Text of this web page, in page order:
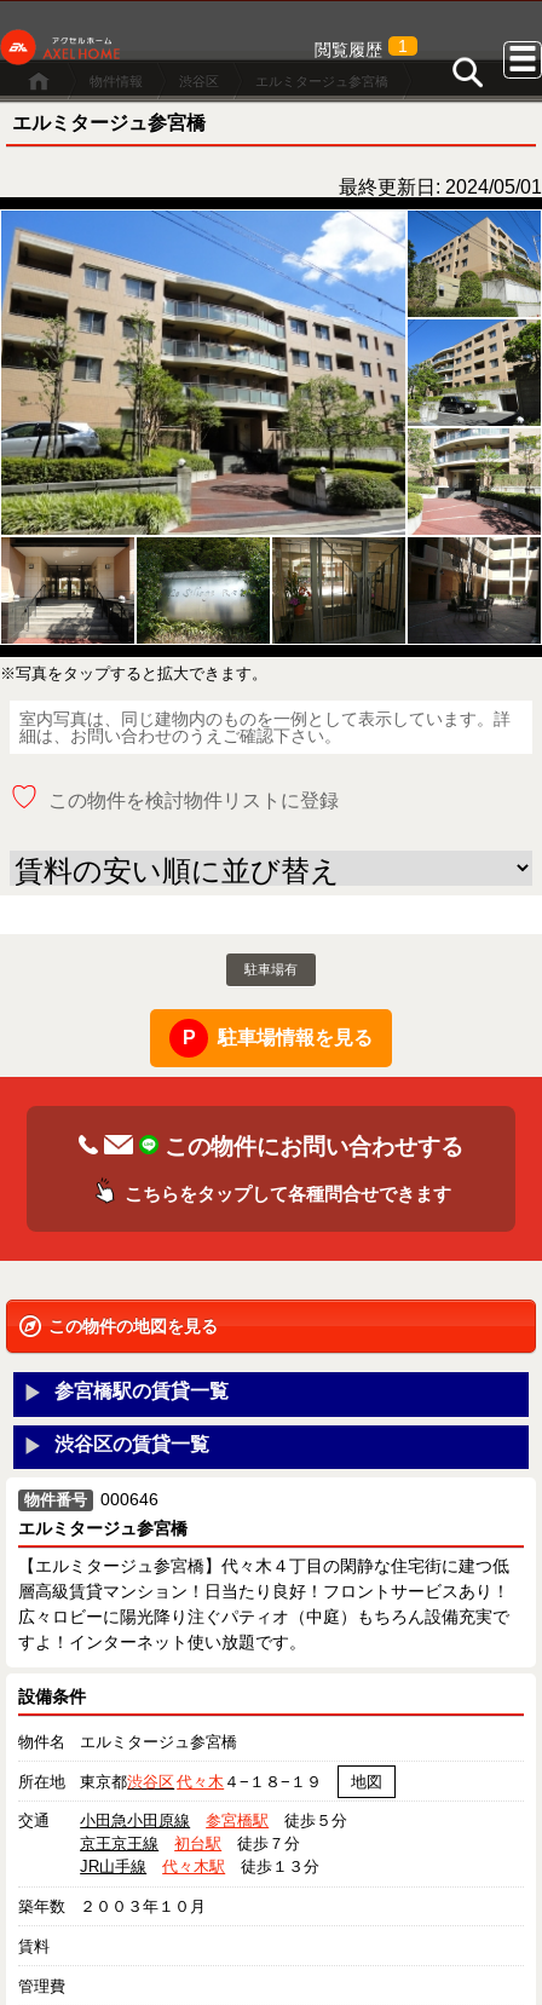
閲覧履歴 1
物件情報 渋谷区 エルミタージュ参宮橋
エルミタージュ参宮橋
最終更新日: 2024/05/01
※写真をタップすると拡大できます。
室内写真は、同じ建物内のものを一例として表示しています。詳
細は、お問い合わせのうえご確認下さい。
♡ この物件を検討物件リストに登録
駐車場有
駐車場情報を見る
この物件にお問い合わせする
こちらをタップして各種問合せできます
この物件の地図を見る
参宮橋駅の賃貸一覧
渋谷区の賃貸一覧
物件番号
000646
エルミタージュ参宮橋
【エルミタージュ参宮橋】代々木４丁目の閑静な住宅街に建つ低
層高級賃貸マンション！日当たり良好！フロントサービスあり！
広々ロビーに陽光降り注ぐパティオ（中庭）もちろん設備充実で
すよ！インターネット使い放題です。
設備条件
物件名 エルミタージュ参宮橋
所在地 東京都渋谷区代々木 ４−１８−１９ 地図
交通 小田急小田原線 参宮橋駅 徒歩５分
京王京王線
初台駅 徒歩７分
JR山手線
代々木駅 徒歩１３分
築年数 ２００３年１０月
賃料
管理費